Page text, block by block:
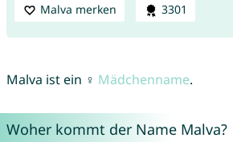
Malva merken 3301
Malva ist ein ♀ Mädchenname.
Woher kommt der Name Malva?